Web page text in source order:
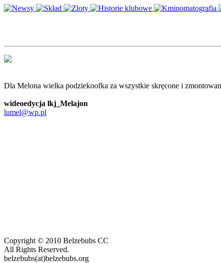
Dla Melona wielka podziekoofka za wszystkie skręcone i
wideoedycja lkj_Melajon
lumel@wp.pl
Copyright © 2010 Belzebubs CC
All Rights Reserved.
belzebubs(at)belzebubs.org